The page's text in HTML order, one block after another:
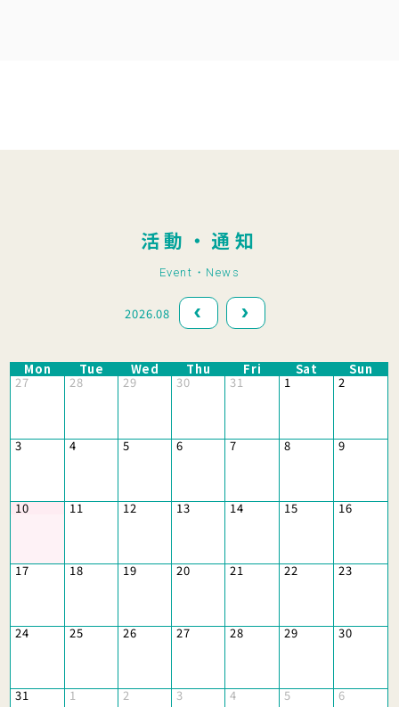
活動・通知
Event・News
2026.08
Mon Tue Wed Thu Fri Sat Sun
27 28 29 30 31 1 2
3 4 5 6 7 8 9
10 11 12 13 14 15 16
17 18 19 20 21 22 23
24 25 26 27 28 29 30
31 1 2 3 4 5 6